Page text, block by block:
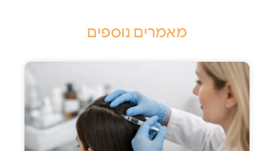
מאמרים נוספים